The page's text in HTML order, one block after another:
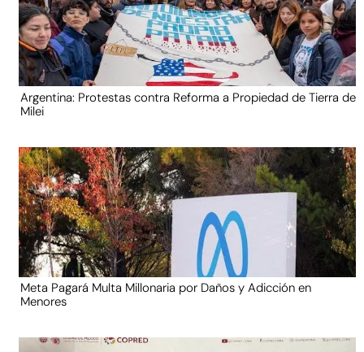
Argentina: Protestas contra Reforma a Propiedad de Tierra de
Milei
Meta Pagará Multa Millonaria por Daños y Adicción en
Menores